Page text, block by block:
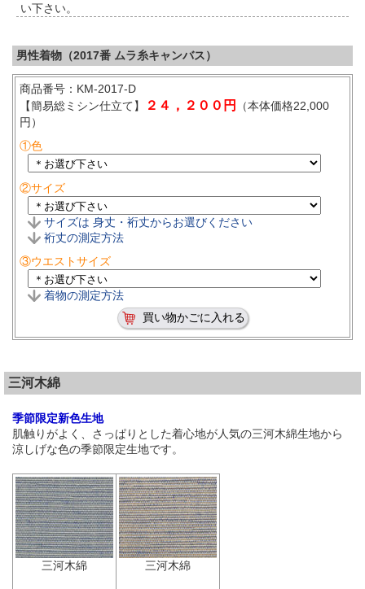
い下さい。
男性着物（2017番 ムラ糸キャンバス）
商品番号：KM-2017-D
【簡易総ミシン仕立て】
２４，２００円
（本体価格22,000
円）
①色
②サイズ
サイズは 身丈・裄丈からお選びください
裄丈の測定方法
③ウエストサイズ
着物の測定方法
三河木綿
季節限定新色生地
肌触りがよく、さっぱりとした着心地が人気の三河木綿生地から
涼しげな色の季節限定生地です。
三河木綿 三河木綿